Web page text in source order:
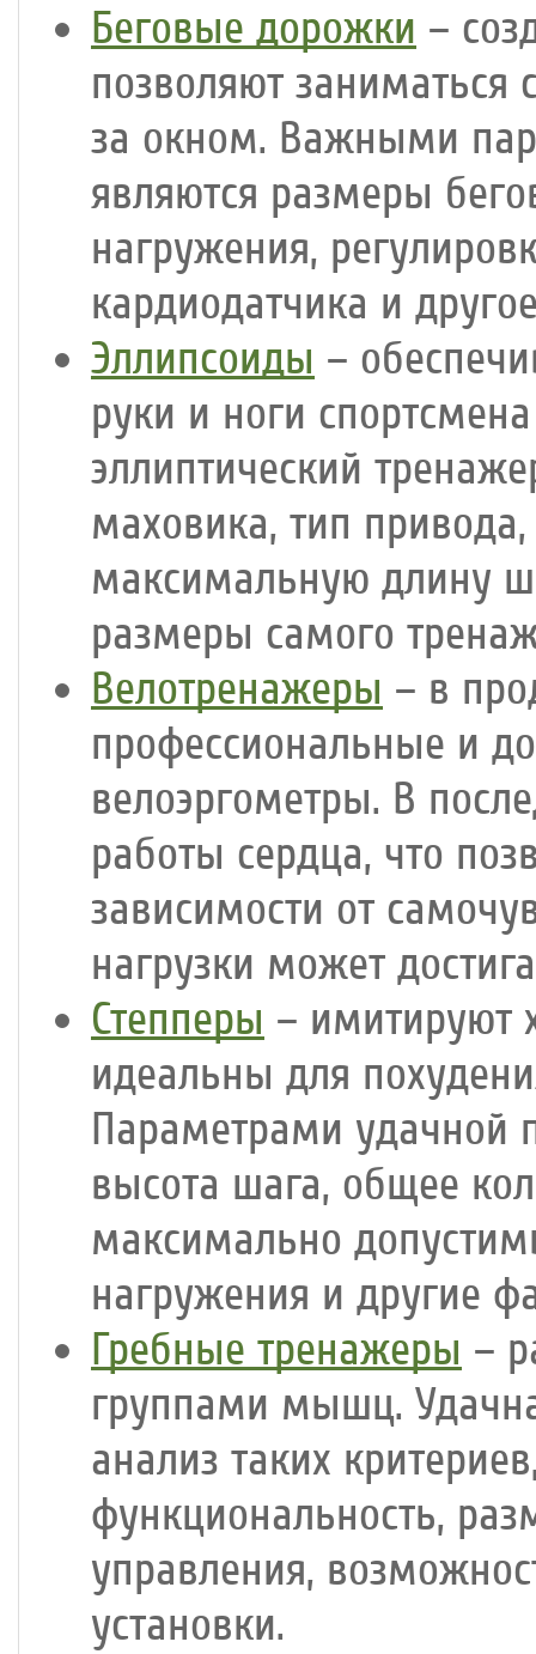
Беговые дорожки –
позволяют
за окном. Важными
являются размеры
нагружения,
кардиодатчика и
Эллипсоиды –
руки и ноги
эллиптический
маховика, тип
максимальную длину
размеры самого
Велотренажеры – в
профессиональные и
велоэргометры. В
работы сердца, что
зависимости от
нагрузки может
Степперы – имитируют
идеальны для
Параметрами удачной
высота шага, общее
максимально
нагружения и другие
Гребные тренажеры –
группами мышц.
анализ таких
функциональность,
управления,
установки.